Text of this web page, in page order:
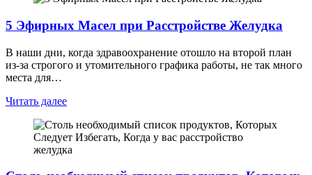
5 Эфирных Масел при Расстройстве Желудка
В наши дни, когда здравоохранение отошло на второй план
из-за строгого и утомительного графика работы, не так много
места для…
Читать далее